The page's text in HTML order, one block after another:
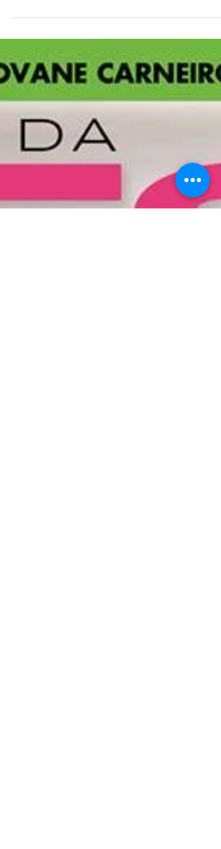
Encerramos as encomendas para as
de Natal, mas é possível ter um dos
do cardápio especial em sua mesa. Que
prepará-lo em...